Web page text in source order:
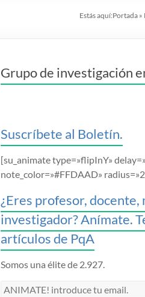
Estás aquí:Portada »
Grupo de investigación
Suscríbete al Boletín.
[su_animate type=»flipInY»
note_color=»#FFDAAD»
¿Eres profesor, docente,
investigador? Anímate.
artículos de PqA
Somos una élite de 2.927.
ANIMATE!